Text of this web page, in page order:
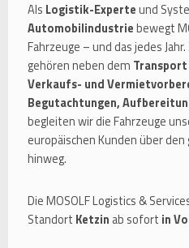
Als Logistik-Experteund
Automobilindustriebewegt
Fahrzeuge – und das jedes
gehören neben dem
Verkaufs- und
Begutachtungen,
begleiten wir die Fahrzeuge
europäischen Kunden über
hinweg.
Die MOSOLF Logistics &
Standort Ketzin ab sofort in